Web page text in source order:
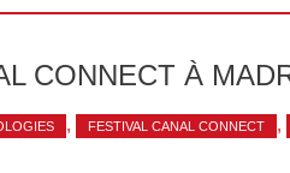
CONNECT À
, FESTIVAL CANAL CONNECT ,